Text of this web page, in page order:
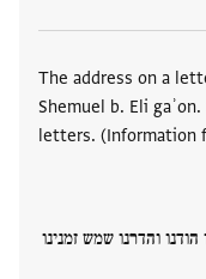
The address on a
Shemuel b. Eli
letters. (Information
והדרנו שמש זמנינו